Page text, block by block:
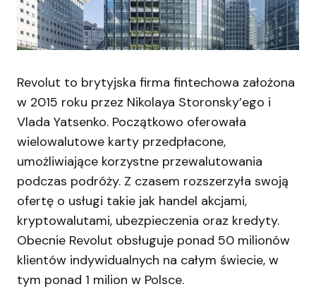
Revolut to brytyjska firma fintechowa założona
w 2015 roku przez Nikolaya Storonsky’ego i
Vlada Yatsenko. Początkowo oferowała
wielowalutowe karty przedpłacone,
umożliwiające korzystne przewalutowania
podczas podróży. Z czasem rozszerzyła swoją
ofertę o usługi takie jak handel akcjami,
kryptowalutami, ubezpieczenia oraz kredyty.
Obecnie Revolut obsługuje ponad 50 milionów
klientów indywidualnych na całym świecie, w
tym ponad 1 milion w Polsce.